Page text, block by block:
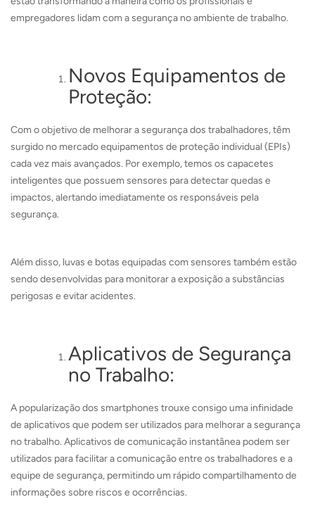
empregadores lidam com a segurança no ambiente de trabalho.
Novos Equipamentos de
Proteção:
Com o objetivo de melhorar a segurança dos trabalhadores, têm
surgido no mercado equipamentos de proteção individual (EPIs)
cada vez mais avançados. Por exemplo, temos os capacetes
inteligentes que possuem sensores para detectar quedas e
impactos, alertando imediatamente os responsáveis pela
segurança.
Além disso, luvas e botas equipadas com sensores também estão
sendo desenvolvidas para monitorar a exposição a substâncias
perigosas e evitar acidentes.
Aplicativos de Segurança
no Trabalho:
A popularização dos smartphones trouxe consigo uma infinidade
de aplicativos que podem ser utilizados para melhorar a segurança
no trabalho. Aplicativos de comunicação instantânea podem ser
utilizados para facilitar a comunicação entre os trabalhadores e a
equipe de segurança, permitindo um rápido compartilhamento de
informações sobre riscos e ocorrências.